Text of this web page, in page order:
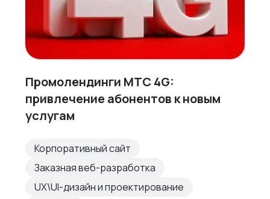
Промолендинги МТС 4G:
привлечение абонентов к новым
услугам
Корпоративный сайт
Заказная веб-разработка
UX\UI-дизайн и проектирование